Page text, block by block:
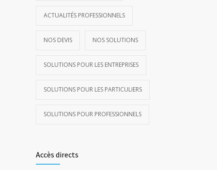
ACTUALITÉS PROFESSIONNELS
NOS DEVIS NOS SOLUTIONS
SOLUTIONS POUR LES ENTREPRISES
SOLUTIONS POUR LES PARTICULIERS
SOLUTIONS POUR PROFESSIONNELS
Accès directs